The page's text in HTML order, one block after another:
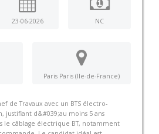
23-06-2026 NC
Paris Paris (Ile-de-France)
de Travaux avec un BTS électro-
d&#039;au moins 5 ans
le câblage électrique BT, notamment